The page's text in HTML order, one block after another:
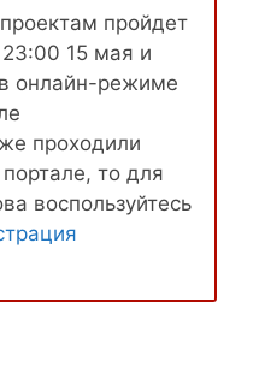
пройдет
15 мая и
онлайн-режиме
проходили
то для
воспользуйтесь